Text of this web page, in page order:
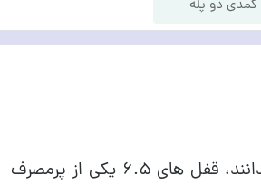
دو پله
همانطور که تمامی آشنایان با بازار قفل ایران میدانند، قفل های ۶.۵ یکی از پرمصرف